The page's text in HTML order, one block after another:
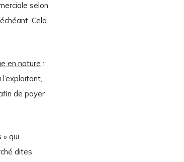
selon
Cela
en nature :
de payer
qui
dites